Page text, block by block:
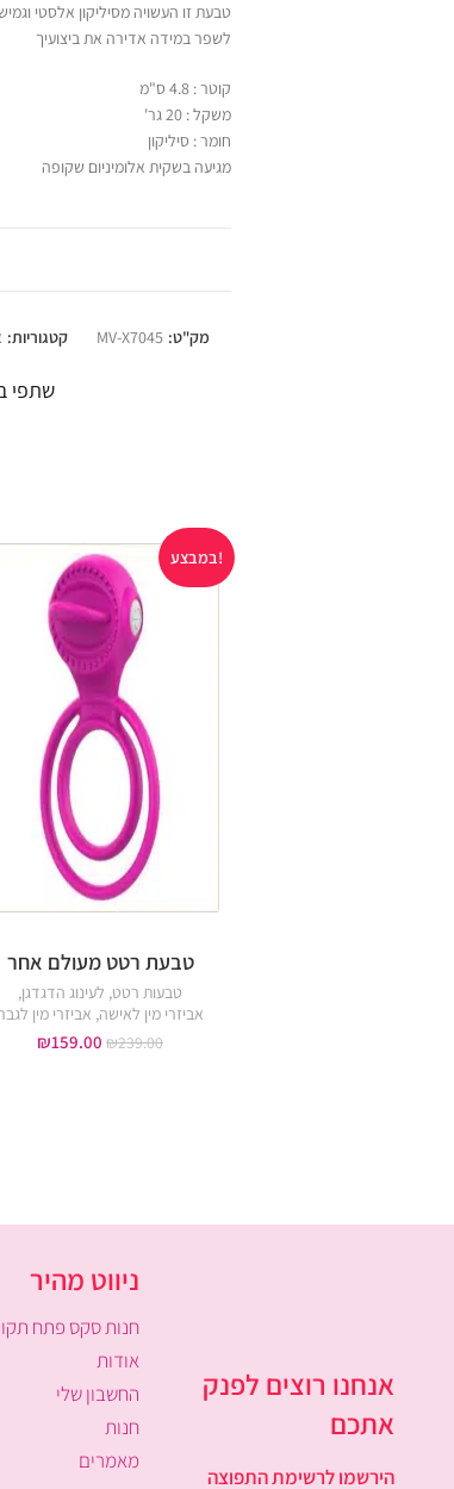
טבעת זו העשויה מסיליקון אלסטי
לשפר במידה אדירה את ביצועיך
קוטר : 4.8 ס"מ
משקל : 20 גר'
חומר : סיליקון
מגיעה בשקית אלומיניום שקופה
מק"ט: MV-X7045 קטגוריות:
שתפי
במבצע!
טבעת רטט מעולם אחר
טבעות רטט, לעינוג הדגדגן,
אביזרי מין לאישה, אביזרי מין
₪239.00
₪159.00
אנחנו רוצים לפנק
אתכם
הירשמו לרשימת התפוצה
ניווט מהיר
חנות סקס פתח
אודות
החשבון שלי
חנות
מאמרים